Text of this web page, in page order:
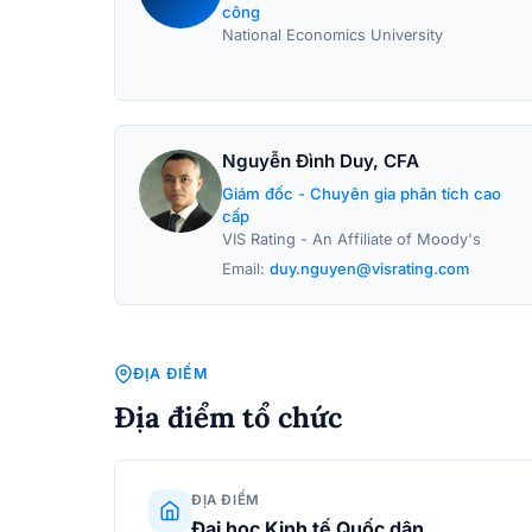
công
National Economics University
Nguyễn Đình Duy, CFA
Giám đốc - Chuyên gia phân tích cao
cấp
VIS Rating - An Affiliate of Moody's
Email: duy.nguyen@visrating.com
ĐỊA ĐIỂM
Địa điểm tổ chức
ĐỊA ĐIỂM